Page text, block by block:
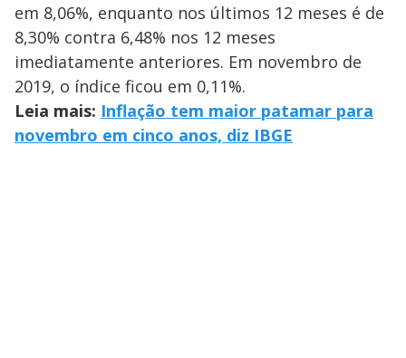
em 8,06%, enquanto nos últimos 12 meses é de
8,30% contra 6,48% nos 12 meses
imediatamente anteriores. Em novembro de
2019, o índice ficou em 0,11%.
Leia mais: Inflação tem maior patamar para
novembro em cinco anos, diz IBGE